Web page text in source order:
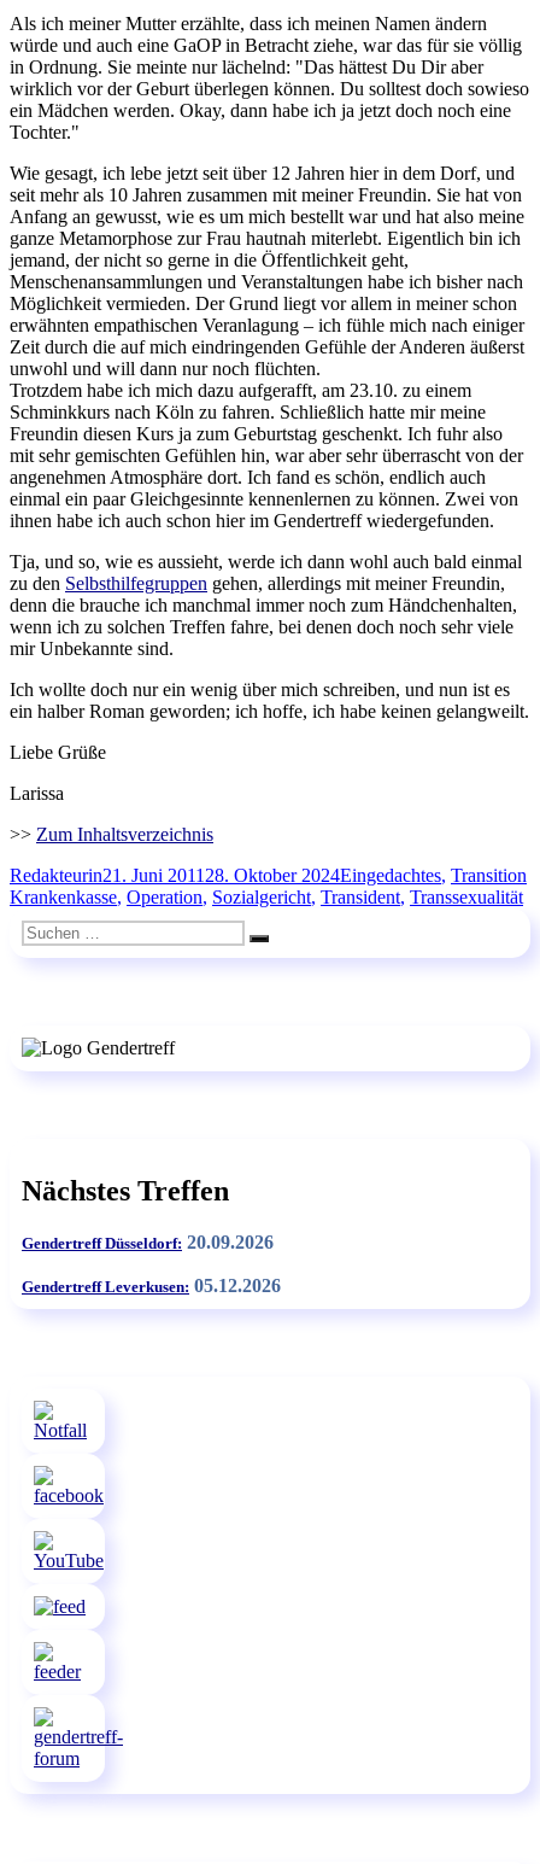
Als ich meiner Mutter erzählte, dass ich meinen Namen ändern
würde und auch eine GaOP in Betracht ziehe, war das für sie völlig
in Ordnung. Sie meinte nur lächelnd: "Das hättest Du Dir aber
wirklich vor der Geburt überlegen können. Du solltest doch sowieso
ein Mädchen werden. Okay, dann habe ich ja jetzt doch noch eine
Tochter."
Wie gesagt, ich lebe jetzt seit über 12 Jahren hier in dem Dorf, und
seit mehr als 10 Jahren zusammen mit meiner Freundin. Sie hat von
Anfang an gewusst, wie es um mich bestellt war und hat also meine
ganze Metamorphose zur Frau hautnah miterlebt. Eigentlich bin ich
jemand, der nicht so gerne in die Öffentlichkeit geht,
Menschenansammlungen und Veranstaltungen habe ich bisher nach
Möglichkeit vermieden. Der Grund liegt vor allem in meiner schon
erwähnten empathischen Veranlagung – ich fühle mich nach einiger
Zeit durch die auf mich eindringenden Gefühle der Anderen äußerst
unwohl und will dann nur noch flüchten.
Trotzdem habe ich mich dazu aufgerafft, am 23.10. zu einem
Schminkkurs nach Köln zu fahren. Schließlich hatte mir meine
Freundin diesen Kurs ja zum Geburtstag geschenkt. Ich fuhr also
mit sehr gemischten Gefühlen hin, war aber sehr überrascht von der
angenehmen Atmosphäre dort. Ich fand es schön, endlich auch
einmal ein paar Gleichgesinnte kennenlernen zu können. Zwei von
ihnen habe ich auch schon hier im Gendertreff wiedergefunden.
Tja, und so, wie es aussieht, werde ich dann wohl auch bald einmal
zu den Selbsthilfegruppen gehen, allerdings mit meiner Freundin,
denn die brauche ich manchmal immer noch zum Händchenhalten,
wenn ich zu solchen Treffen fahre, bei denen doch noch sehr viele
mir Unbekannte sind.
Ich wollte doch nur ein wenig über mich schreiben, und nun ist es
ein halber Roman geworden; ich hoffe, ich habe keinen gelangweilt.
Liebe Grüße
Larissa
>> Zum Inhaltsverzeichnis
Autor
RedakteurinVeröffentlicht
am
21. Juni 2011 28. Oktober 2024Kategorien
Eingedachtes, Transition
Krankenkasse, Operation, Sozialgericht, Transident, Transsexualität
Suchen
nach:
Suchen
Nächstes Treffen
Gendertreff Düsseldorf: 20.09.2026
Gendertreff Leverkusen: 05.12.2026